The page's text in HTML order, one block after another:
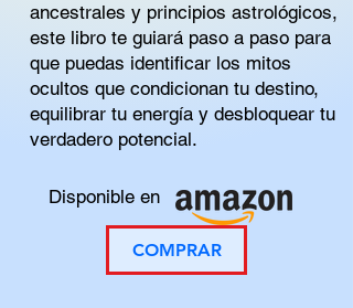
ancestrales y principios astrológicos,
este libro te guiará paso a paso para
que puedas identificar los mitos
ocultos que condicionan tu destino,
equilibrar tu energía y desbloquear tu
verdadero potencial.
Disponible en
COMPRAR